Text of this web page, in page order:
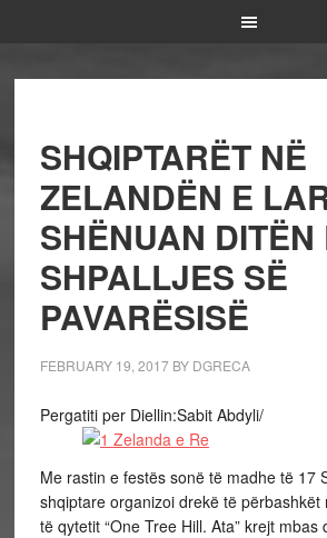
SHQIPTARËT NË
ZELANDËN E
SHËNUAN DITËN
SHPALLJES SË
PAVARËSISË
FEBRUARY 19, 2017BY DGRECA
Pergatiti per Diellin:Sabit Abdyli/
Me rastin e festës sonë të madhe të 17
shqiptare organizoi drekë të
të qytetit “One Tree Hill. Ata” krejt